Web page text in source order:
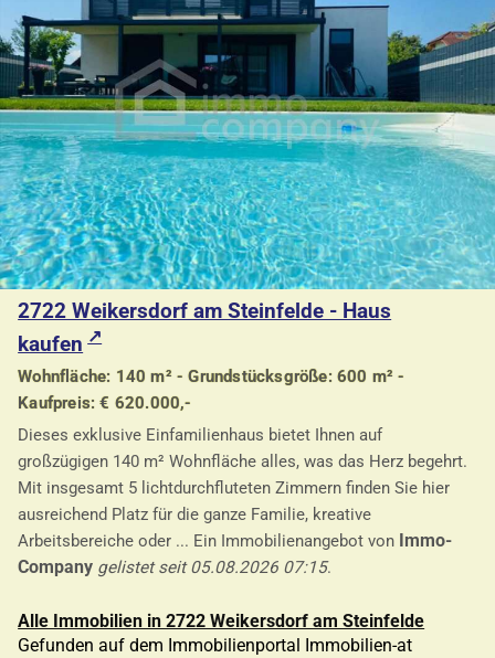
2722 Weikersdorf am Steinfelde - Haus
kaufen
Wohnfläche: 140 m² - Grundstücksgröße: 600 m² -
Kaufpreis: € 620.000,-
Dieses exklusive Einfamilienhaus bietet Ihnen auf
großzügigen 140 m² Wohnfläche alles, was das Herz begehrt.
Mit insgesamt 5 lichtdurchfluteten Zimmern finden Sie hier
ausreichend Platz für die ganze Familie, kreative
Arbeitsbereiche oder ... Ein Immobilienangebot von Immo-
Company gelistet seit 05.08.2026 07:15.
Alle Immobilien in 2722 Weikersdorf am Steinfelde
Gefunden auf dem Immobilienportal Immobilien-at